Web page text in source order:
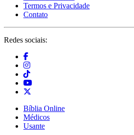
Termos e Privacidade
Contato
Redes sociais:
Bíblia Online
Médicos
Usante